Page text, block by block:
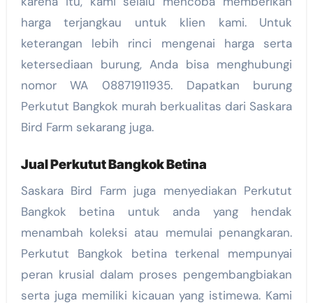
harga terjangkau untuk klien kami. Untuk
keterangan lebih rinci mengenai harga serta
ketersediaan burung, Anda bisa menghubungi
nomor WA 08871911935. Dapatkan burung
Perkutut Bangkok murah berkualitas dari Saskara
Bird Farm sekarang juga.
Jual Perkutut Bangkok Betina
Saskara Bird Farm juga menyediakan Perkutut
Bangkok betina untuk anda yang hendak
menambah koleksi atau memulai penangkaran.
Perkutut Bangkok betina terkenal mempunyai
peran krusial dalam proses pengembangbiakan
serta juga memiliki kicauan yang istimewa. Kami